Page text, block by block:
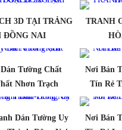
3D TẠI TRẢNG
ĐỒNG NAI
TRANH
Tường Chất
Nhơn Trạch
Nơi Bán
Tín Rẻ
Dán Tường Uy
Nơi Bán